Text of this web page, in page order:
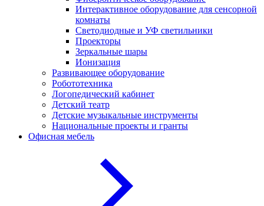
Интерактивное оборудование для сенсорной
комнаты
Светодиодные и УФ светильники
Проекторы
Зеркальные шары
Ионизация
Развивающее оборудование
Робототехника
Логопедический кабинет
Детский театр
Детские музыкальные инструменты
Национальные проекты и гранты
Офисная мебель